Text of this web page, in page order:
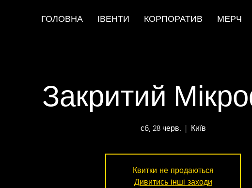
ГОЛОВНА ІВЕНТИ КОРПОРАТИВ МЕРЧ
Закритий
сб, 28 черв.
  |
Київ
Квитки не продаються
Дивитись інші заходи